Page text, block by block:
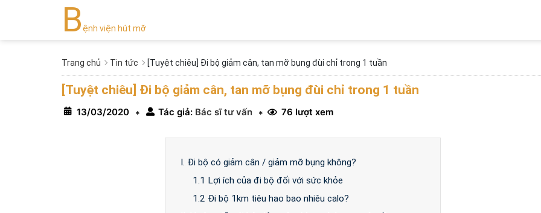
Bệnh viện hút mỡ
Trang chủ Tin tức [Tuyệt chiêu] Đi bộ giảm cân, tan mỡ bụng đùi chỉ trong 1 tuần
[Tuyệt chiêu] Đi bộ giảm cân, tan mỡ bụng đùi chỉ trong 1 tuần
13/03/2020 * Tác giả: Bác sĩ tư vấn * 76 lượt xem
I. Đi bộ có giảm cân / giảm mỡ bụng không?
1.1 Lợi ích của đi bộ đối với sức khỏe
1.2 Đi bộ 1km tiêu hao bao nhiêu calo?